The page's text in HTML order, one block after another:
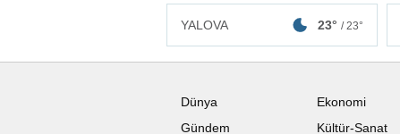
YALOVA 23° / 23°
Dünya
Ekonomi
Gündem
Kültür-Sanat